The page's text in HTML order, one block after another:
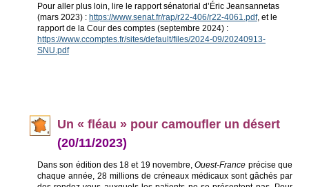
Pour aller plus loin, lire le rapport sénatorial d’Éric Jeansannetas
(mars 2023) : https://www.senat.fr/rap/r22-406/r22-4061.pdf, et le
rapport de la Cour des comptes (septembre 2024) :
https://www.ccomptes.fr/sites/default/files/2024-09/20240913-
SNU.pdf
Un « fléau » pour camoufler un désert
(20/11/2023)
Dans son édition des 18 et 19 novembre,Ouest-France précise que
chaque année, 28 millions de créneaux médicaux sont gâchés par